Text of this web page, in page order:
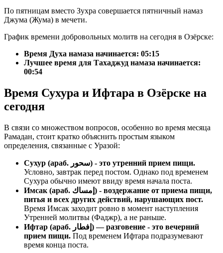
По пятницам вместо Зухра совершается пятничный намаз
Джума (Жума) в мечети.
График времени добровольных молитв на сегодня в Озёрске:
Время Духа намаза начинается: 05:15
Лучшее время для Тахаджуд намаза начинается:
00:54
Время Сухура и Ифтара в Озёрске на
сегодня
В связи со множеством вопросов, особенно во время месяца
Рамадан, стоит кратко объяснить простым языком
определения, связанные с Уразой:
Сухур (араб. سحور) - это утренний прием пищи.
Условно, завтрак перед постом. Однако под временем
Сухура обычно имеют ввиду время начала поста.
Имсак (араб. إمساك) - воздержание от приема пищи,
питья и всех других действий, нарушающих пост.
Время Имсак заходит ровно в момент наступления
Утренней молитвы (Фаджр), а не раньше.
Ифтар (араб. إفطار) — разговение - это вечерний
прием пищи. Под временем Ифтара подразумевают
время конца поста.